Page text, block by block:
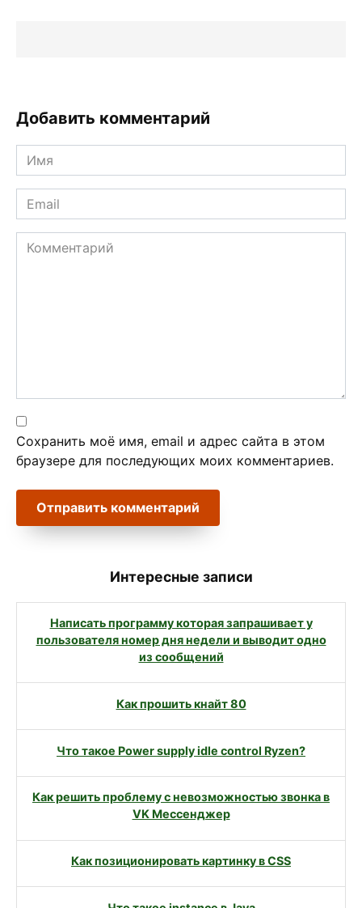
Добавить комментарий
Имя
*
Email
*
Комментарий
Сохранить моё имя, email и адрес сайта в этом
браузере для последующих моих комментариев.
Интересные записи
Написать программу которая запрашивает у
пользователя номер дня недели и выводит одно
из сообщений
Как прошить кнайт 80
Что такое Power supply idle control Ryzen?
Как решить проблему с невозможностью звонка в
VK Мессенджер
Как позиционировать картинку в CSS